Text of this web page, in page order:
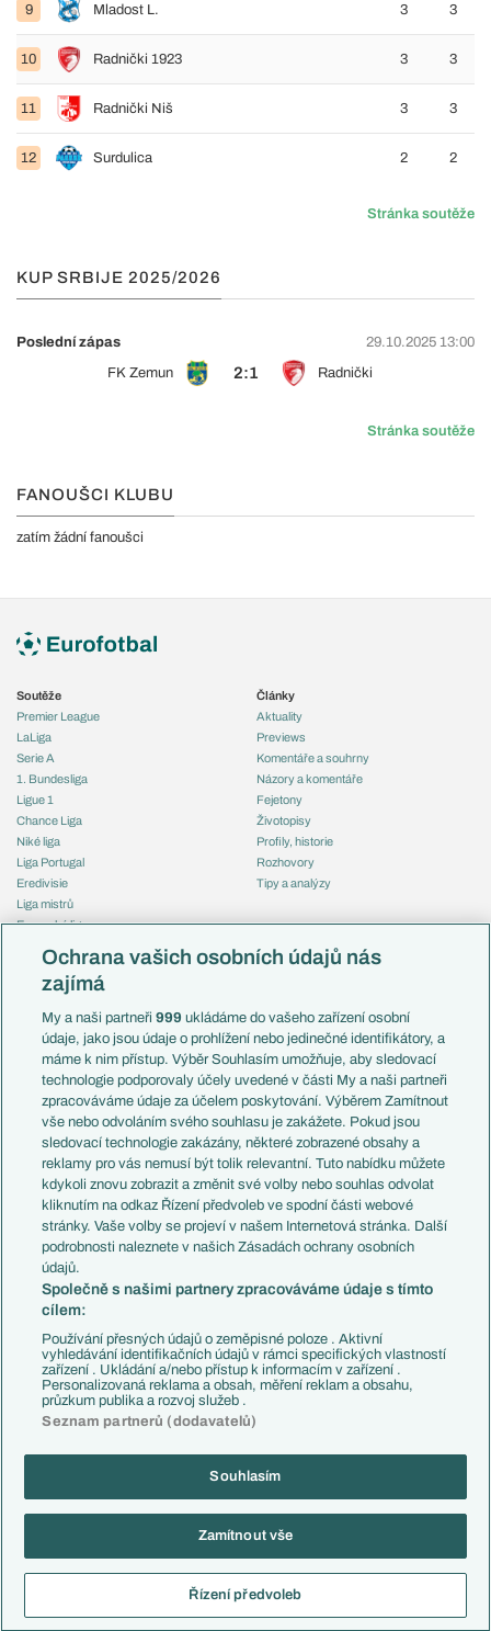
9 Mladost L. 3 3
10 Radnički 1923 3 3
11 Radnički Niš 3 3
12 Surdulica 2 2
Stránka soutěže
KUP SRBIJE 2025/2026
Poslední zápas
29.10.2025 13:00
FK Zemun
2:1 Radnički
Stránka soutěže
FANOUŠCI KLUBU
zatím žádní fanoušci
Soutěže
Premier League
LaLiga
Serie A
1. Bundesliga
Ligue 1
Chance Liga
Niké liga
Liga Portugal
Eredivisie
Liga mistrů
Evropská liga
Mistrovství světa
Liga národů
Témata
Představení týmů MS
EuroSkauting
PL v kostce
Evropské koeficienty
Přestupy
Přestupové spekulace
Zranění
Kluby
Arsenal FC
Chelsea FC
Manchester United
AC Milán
Juventus FC
Bayern Mnichov
FC Barcelona
Real Madrid
Články
Aktuality
Previews
Komentáře a souhrny
Názory a komentáře
Fejetony
Životopisy
Profily, historie
Rozhovory
Tipy a analýzy
Česko
Francie
Itálie
Německo
Španělsko
Argentina
Brazílie
Přestupy
Zápasy
Livescore
Tipovací soutěž
Copyright © 2001-2026 EuroFotbal.cz. Využíváme zpravodajství ČTK.
Informace o zpracování osobních údajů
Ochrana vašich osobních údajů nás
zajímá
My a naši partneři999 ukládáme do vašeho zařízení osobní
údaje, jako jsou údaje o prohlížení nebo jedinečné identifikátory, a
máme k nim přístup. Výběr Souhlasím umožňuje, aby sledovací
technologie podporovaly účely uvedené v části My a naši partneři
zpracováváme údaje za účelem poskytování. Výběrem Zamítnout
vše nebo odvoláním svého souhlasu je zakážete. Pokud jsou
sledovací technologie zakázány, některé zobrazené obsahy a
reklamy pro vás nemusí být tolik relevantní. Tuto nabídku můžete
kdykoli znovu zobrazit a změnit své volby nebo souhlas odvolat
kliknutím na odkaz Řízení předvoleb ve spodní části webové
stránky. Vaše volby se projeví v našem Internetová stránka. Další
podrobnosti naleznete v našich Zásadách ochrany osobních
údajů.
Společně s našimi partnery zpracováváme údaje s tímto
cílem:
Používání přesných údajů o zeměpisné poloze . Aktivní
vyhledávání identifikačních údajů v rámci specifických vlastností
zařízení . Ukládání a/nebo přístup k informacím v zařízení .
Personalizovaná reklama a obsah, měření reklam a obsahu,
průzkum publika a rozvoj služeb .
Seznam partnerů (dodavatelů)
Souhlasím
Zamítnout vše
Řízení předvoleb